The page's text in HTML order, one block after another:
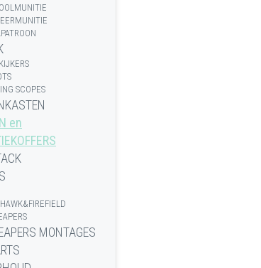
SCOPES
en
MONTAGES